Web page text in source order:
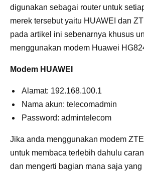
digunakan sebagai router untuk
merek tersebut yaitu HUAWEI dan
pada artikel ini sebenarnya khusus
menggunakan modem Huawei
Modem HUAWEI
Alamat: 192.168.100.1
Nama akun: telecomadmin
Password: admintelecom
Jika anda menggunakan modem
untuk membaca terlebih dahulu
dan mengerti bagian mana saja